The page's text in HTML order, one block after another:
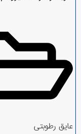
عایق رطوبتی